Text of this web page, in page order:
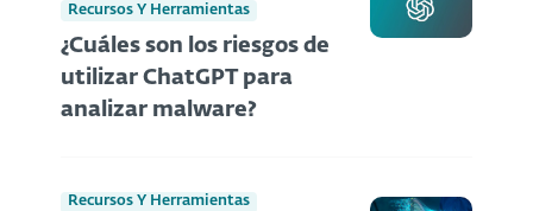
Recursos Y Herramientas
¿Cuáles son los riesgos de
utilizar ChatGPT para
analizar malware?
Recursos Y Herramientas